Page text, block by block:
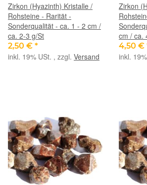
Zirkon (Hyazinth) Kristalle /
Rohsteine - Rarität -
Sonderqualität - ca. 1 - 2 cm /
ca. 2-3 g/St
2,50 € *
inkl. 19% USt. , zzgl. Versand
Zirkon
cm / ca.
4,50 €
inkl.